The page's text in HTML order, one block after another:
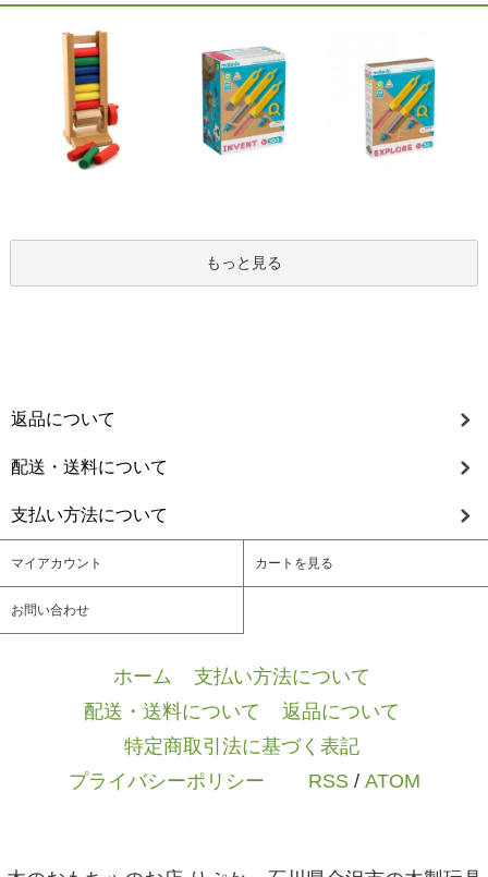
もっと見る
返品について
配送・送料について
支払い方法について
マイアカウント カートを見る
お問い合わせ
ホーム 支払い方法について
配送・送料について
返品について
特定商取引法に基づく表記
プライバシーポリシー
RSS/ ATOM